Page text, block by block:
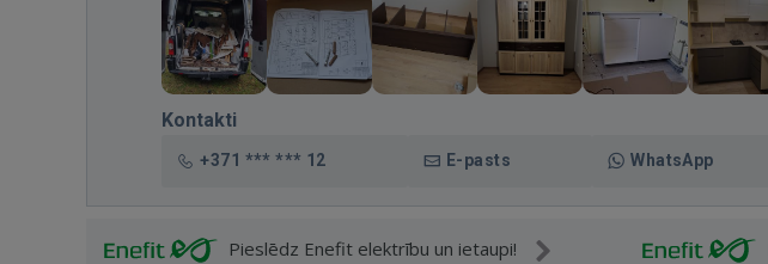
Kontakti
+371 *** *** 12 E-pasts WhatsApp
Pieslēdz Enefit elektrību un ietaupi!